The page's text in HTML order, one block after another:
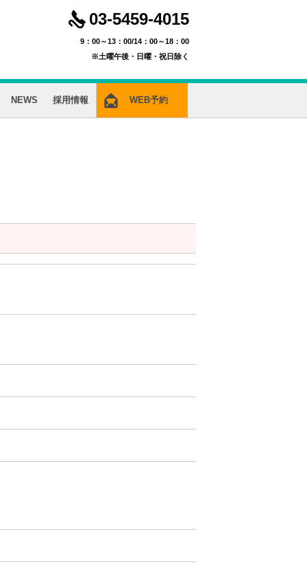
03-5459-4015
9：00～13：00/14：00～18：00
※土曜午後・日曜・祝日除く
NEWS 採用情報 WEB予約